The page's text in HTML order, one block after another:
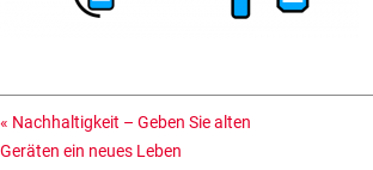
« Nachhaltigkeit – Geben Sie alten
Geräten ein neues Leben